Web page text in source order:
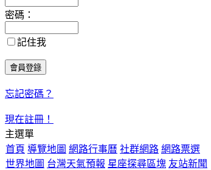
密碼：
記住我
忘記密碼？
現在註冊！
主選單
首頁 導覽地圖 網路行事曆 社群網路 網路票選
世界地圖 台灣天氣預報 星座探尋區塊 友站新聞